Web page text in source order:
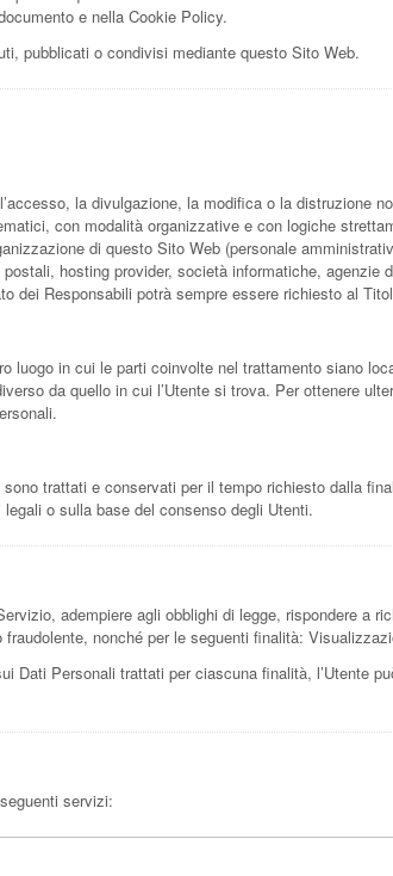
e nella Cookie Policy.
pubblicati o condivisi mediante questo Sito Web.
la divulgazione, la modifica o la distruzione
con modalità organizzative e con logiche
di questo Sito Web (personale
hosting provider, società informatiche, agenzie
dei Responsabili potrà sempre essere richiesto al
luogo in cui le parti coinvolte nel trattamento siano
da quello in cui l’Utente si trova. Per ottenere
trattati e conservati per il tempo richiesto dalla
o sulla base del consenso degli Utenti.
adempiere agli obblighi di legge, rispondere a
nonché per le seguenti finalità:
Dati Personali trattati per ciascuna finalità, l’Utente
servizi: